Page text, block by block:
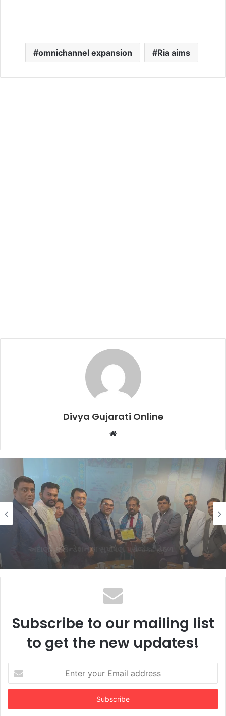
omnichannel expansion Ria aims
Divya Gujarati Online
Website
સુરત
4 days ago
સુરતના ગ્રે કાપડના મેન્યુફેક્ચરર્સ કોઈપણ મધ્યસ્થી
વગર સીધા જ શ્રીલંકાના આધુનિક ગારમેન્ટ
યુનિટ્સને ફેબ્રિક એક્સપોર્ટ કરી શકશે
Subscribe to our mailing list
to get the new updates!
your
Email